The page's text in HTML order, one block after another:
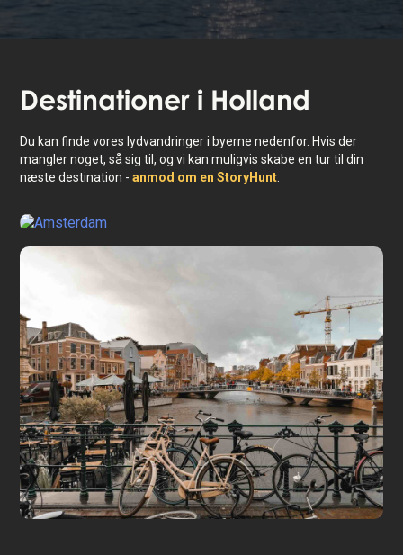
Destinationer i Holland
Du kan finde vores lydvandringer i byerne nedenfor. Hvis der
mangler noget, så sig til, og vi kan muligvis skabe en tur til din
næste destination -anmod om en StoryHunt.
Amsterdam